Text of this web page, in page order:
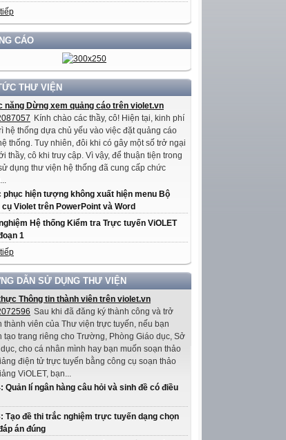
CÁO
THƯ VIỆN
năng Dừng xem quảng cáo trên violet.vn
Kính chào các thầy, cô! Hiện tại, kinh phí
hệ thống dựa chủ yếu vào việc đặt quảng cáo
thống. Tuy nhiên, đôi khi có gây một số trở ngại
thầy, cô khi truy cập. Vì vậy, để thuận tiện trong
dụng thư viện hệ thống đã cung cấp chức
phục hiện tượng không xuất hiện menu Bộ
cụ Violet trên PowerPoint và Word
Hệ thống Kiểm tra Trực tuyến ViOLET
1
DẪN SỬ DỤNG THƯ VIỆN
Thông tin thành viên trên violet.vn
Sau khi đã đăng ký thành công và trở
thành viên của Thư viện trực tuyến, nếu bạn
tạo trang riêng cho Trường, Phòng Giáo dục, Sở
cho cá nhân mình hay bạn muốn soạn thảo
điện tử trực tuyến bằng công cụ soạn thảo
ViOLET, bạn...
Quản lí ngân hàng câu hỏi và sinh đề có điều
Tạo đề thi trắc nghiệm trực tuyến dạng chọn
án đúng